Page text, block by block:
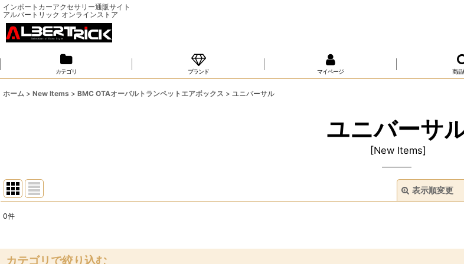
インポートカーアクセサリー通販サイト
アルバートリック オンラインストア
カテゴリ ブランド マイページ 商品
ホーム > New Items > BMC OTAオーバルトランペットエアボックス > ユニバーサル
ユニバーサ
[New Items]
表示順変更
並び順:
0件
カテゴリで絞り込む